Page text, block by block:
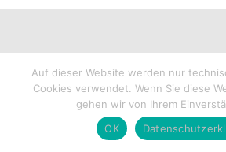
Auf dieser Website werden nur
Cookies verwendet. Wenn Sie diese
gehen wir von Ihrem
OK